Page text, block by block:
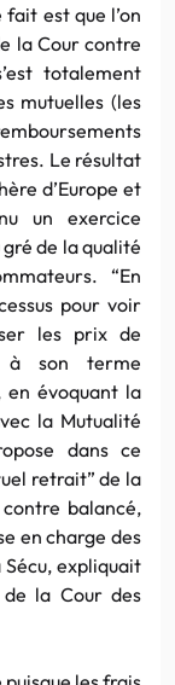
est que l’on
la Cour contre
totalement
mutuelles (les
Le résultat
d’Europe et
un exercice
de la qualité
“En
pour voir
les prix de
à son terme
en évoquant la
la Mutualité
dans ce
retrait” de la
balancé,
en charge des
expliquait
la Cour des